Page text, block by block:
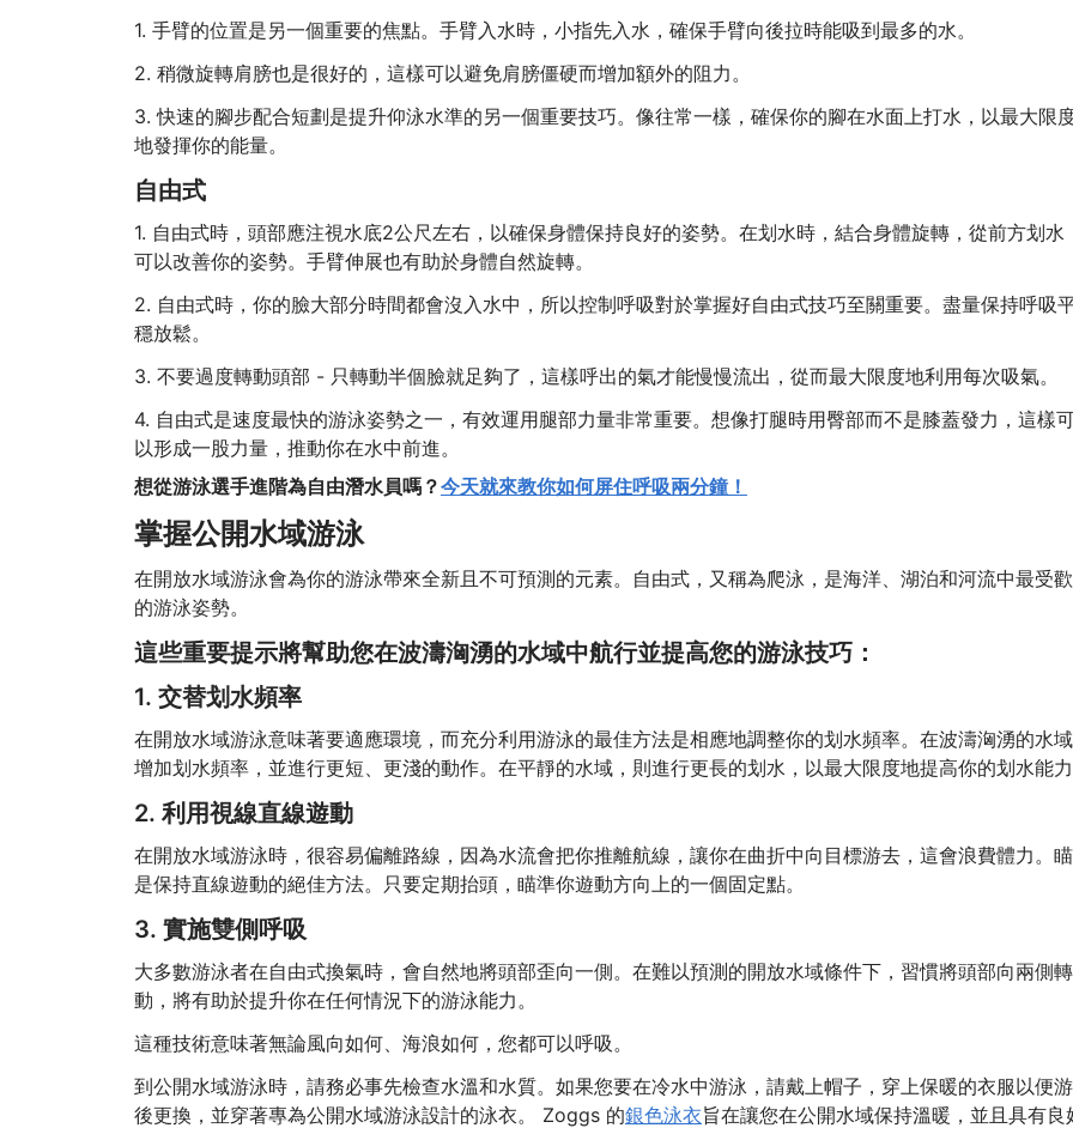
1. 手臂的位置是另一個重要的焦點。手臂入水時，小指先入水，確保手臂向後拉時能吸到最多的水。
2. 稍微旋轉肩膀也是很好的，這樣可以避免肩膀僵硬而增加額外的阻力。
3. 快速的腳步配合短劃是提升仰泳水準的另一個重要技巧。像往常一樣，確保你的腳在水面上打水，以最大限
地發揮你的能量。
自由式
1. 自由式時，頭部應注視水底2公尺左右，以確保身體保持良好的姿勢。在划水時，結合身體旋轉，從前方划水
可以改善你的姿勢。手臂伸展也有助於身體自然旋轉。
2. 自由式時，你的臉大部分時間都會沒入水中，所以控制呼吸對於掌握好自由式技巧至關重要。盡量保持呼吸
穩放鬆。
3. 不要過度轉動頭部 - 只轉動半個臉就足夠了，這樣呼出的氣才能慢慢流出，從而最大限度地利用每次吸氣。
4. 自由式是速度最快的游泳姿勢之一，有效運用腿部力量非常重要。想像打腿時用臀部而不是膝蓋發力，這樣
以形成一股力量，推動你在水中前進。
想從游泳選手進階為自由潛水員嗎？今天就來教你如何屏住呼吸兩分鐘！
掌握公開水域游泳
在開放水域游泳會為你的游泳帶來全新且不可預測的元素。自由式，又稱為爬泳，是海洋、湖泊和河流中最受
的游泳姿勢。
這些重要提示將幫助您在波濤洶湧的水域中航行並提高您的游泳技巧：
1. 交替划水頻率
在開放水域游泳意味著要適應環境，而充分利用游泳的最佳方法是相應地調整你的划水頻率。在波濤洶湧的水
增加划水頻率，並進行更短、更淺的動作。在平靜的水域，則進行更長的划水，以最大限度地提高你的划水能
2. 利用視線直線遊動
在開放水域游泳時，很容易偏離路線，因為水流會把你推離航線，讓你在曲折中向目標游去，這會浪費體力。
是保持直線遊動的絕佳方法。只要定期抬頭，瞄準你遊動方向上的一個固定點。
3. 實施雙側呼吸
大多數游泳者在自由式換氣時，會自然地將頭部歪向一側。在難以預測的開放水域條件下，習慣將頭部向兩側轉
動，將有助於提升你在任何情況下的游泳能力。
這種技術意味著無論風向如何、海浪如何，您都可以呼吸。
到公開水域游泳時，請務必事先檢查水溫和水質。如果您要在冷水中游泳，請戴上帽子，穿上保暖的衣服以便
後更換，並穿著專為公開水域游泳設計的泳衣。 Zoggs 的銀色泳衣旨在讓您在公開水域保持溫暖，並且具有良